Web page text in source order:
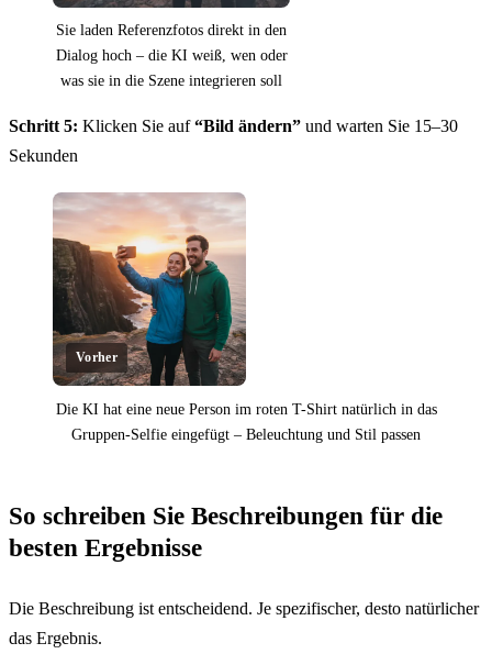
Sie laden Referenzfotos direkt in den
Dialog hoch – die KI weiß, wen oder
was sie in die Szene integrieren soll
Schritt 5: Klicken Sie auf“Bild ändern” und warten Sie 15–30
Sekunden
Vorher
Die KI hat eine neue Person im roten T-Shirt natürlich in das
Gruppen-Selfie eingefügt – Beleuchtung und Stil passen
So schreiben Sie Beschreibungen für die
besten Ergebnisse
Die Beschreibung ist entscheidend. Je spezifischer, desto natürlicher
das Ergebnis.